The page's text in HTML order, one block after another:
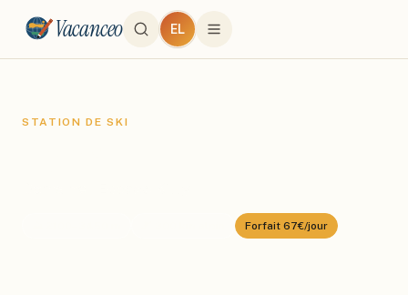
Vacanceo EL
STATION DE SKI
Forfait 67€/jour